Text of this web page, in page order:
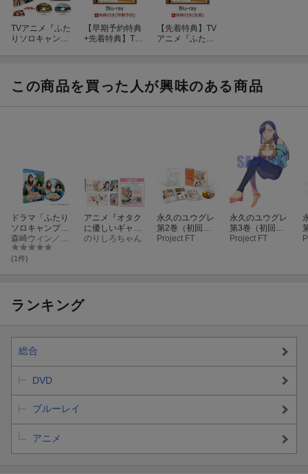
TVアニメ『ふた
りソロキャン
【早期予約特典
+先着特典】TV
巻【Blu-ray】
(オリジナル絵柄
【先着特典】TV
アニメ『ふたり
(シリアルナンバ
ー入り応募券)
この商品を買った人が興味のある商品
ドラマ「ふたり
ソロキャンプ」
【Blu-ray】
(1件)
アニメ『オタク
に優しいギャル
はいない!?』 Bl
のりしろちゃん
永久のユウグレ
第2巻（初回生
産限定版）【Blu
Project FT
永久のユウグレ
第3巻（初回生
産限定版）【Blu
Project FT
ランキング
総合
DVD
ブルーレイ
アニメ